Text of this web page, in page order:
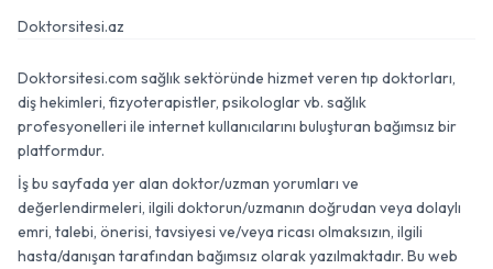
Doktorsitesi.az
Doktorsitesi.com sağlık sektöründe hizmet veren tıp doktorları,
diş hekimleri, fizyoterapistler, psikologlar vb. sağlık
profesyonelleri ile internet kullanıcılarını buluşturan bağımsız bir
platformdur.
İş bu sayfada yer alan doktor/uzman yorumları ve
değerlendirmeleri, ilgili doktorun/uzmanın doğrudan veya dolaylı
emri, talebi, önerisi, tavsiyesi ve/veya ricası olmaksızın, ilgili
hasta/danışan tarafından bağımsız olarak yazılmaktadır. Bu web